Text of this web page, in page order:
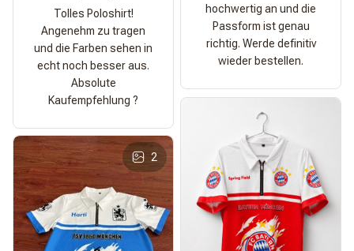
Tolles Poloshirt!
Angenehm zu tragen
und die Farben sehen in
echt noch besser aus.
Absolute
Kaufempfehlung ?
hochwertig an und die
Passform ist genau
richtig. Werde definitiv
wieder bestellen.
2